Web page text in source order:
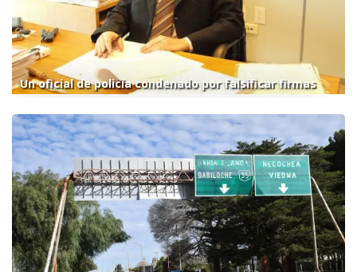
Un oficial de policía condenado por falsificar firmas